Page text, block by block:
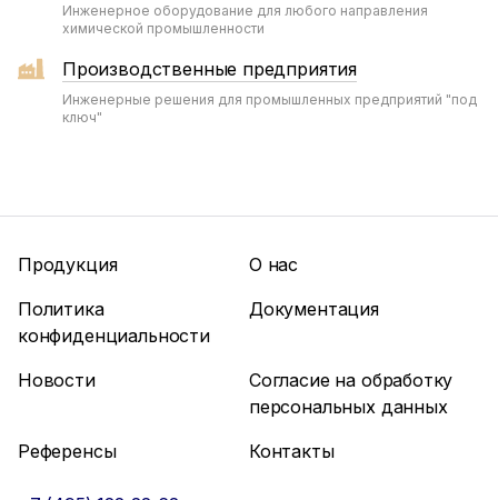
Инженерное оборудование для любого направления
химической промышленности
Производственные предприятия
Инженерные решения для промышленных предприятий "под
ключ"
Продукция
О нас
Политика
конфиденциальности
Документация
Новости
Согласие на обработку
персональных данных
Референсы
Контакты